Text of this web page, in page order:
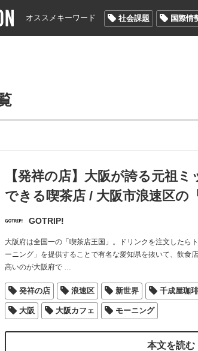
オススメキーワード 社会課題 国際情
【発祥の店】大阪が誇る元祖
できる喫茶店 / 大阪市浪速区の
GOTRIP!
大阪府は全国一の「喫茶店王国」。ドリンクを注文したら
ーニング」を提供することで有名な愛知県を抜いて、飲食
高いのが大阪府で…
発祥の店 浪速区 新世界 千成屋珈琲
大阪 大阪カフェ モーニング
本文を読む